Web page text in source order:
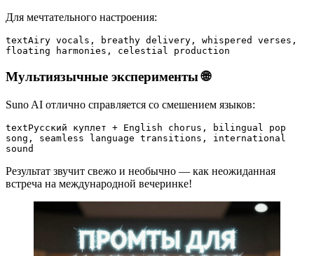
Для мечтательного настроения:
textAiry vocals, breathy delivery, whispered verses,
floating harmonies, celestial production
Мультиязычные эксперименты 🌐
Suno AI отлично справляется со смешением языков:
textРусский куплет + English chorus, bilingual pop
song, seamless language transitions, international
sound
Результат звучит свежо и необычно — как неожиданная
встреча на международной вечеринке!